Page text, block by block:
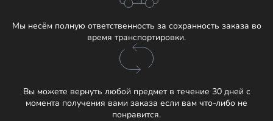
Мы несём полную ответственность за сохранность заказа во
время транспортировки.
Вы можете вернуть любой предмет в течение 30 дней с
момента получения вами заказа если вам что-либо не
понравится.